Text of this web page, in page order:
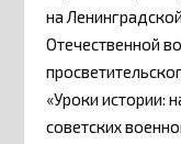
на
Отечественной
«Уроки истории:
советских